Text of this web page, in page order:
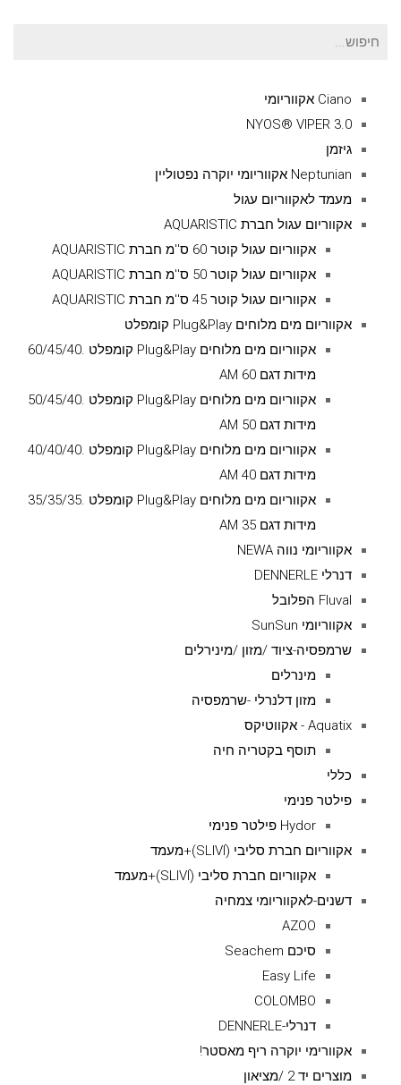
חיפוש
Ciano אקווריומי
NYOS® VIPER 3.0
גיזמן
Neptunian אקווריומי יוקרה נפטוליין
מעמד לאקווריום עגול
אקווריום עגול חברת AQUARISTIC
אקווריום עגול קוטר 60 ס''מ חברת AQUARISTIC
אקווריום עגול קוטר 50 ס''מ חברת AQUARISTIC
אקווריום עגול קוטר 45 ס''מ חברת AQUARISTIC
אקווריום מים מלוחים Plug&Play קומפלט
אקווריום מים מלוחים Plug&Play קומפלט .60/45/40
מידות דגם AM 60
אקווריום מים מלוחים Plug&Play קומפלט .50/45/40
מידות דגם AM 50
אקווריום מים מלוחים Plug&Play קומפלט .40/40/40
מידות דגם AM 40
אקווריום מים מלוחים Plug&Play קומפלט .35/35/35
מידות דגם AM 35
אקווריומי נווה NEWA
דנרלי DENNERLE
Fluval הפלובל
אקווריומי SunSun
שרמפסיה-ציוד /מזון /מינירלים
מינרלים
מזון דלנרלי -שרמפסיה
Aquatix - אקווטיקס
תוסף בקטריה חיה
כללי
פילטר פנימי
Hydor פילטר פנימי
אקווריום חברת סליבי (SLIVIׂׂ)+מעמד
אקווריום חברת סליבי (SLIVIׂׂ)+מעמד
דשנים-לאקווריומי צמחיה
AZOO
סיכם Seachem
Easy Life
COLOMBO
דנרלי-DENNERLE
אקוורימי יוקרה ריף מאסטר!
מוצרים יד 2 /מציאון